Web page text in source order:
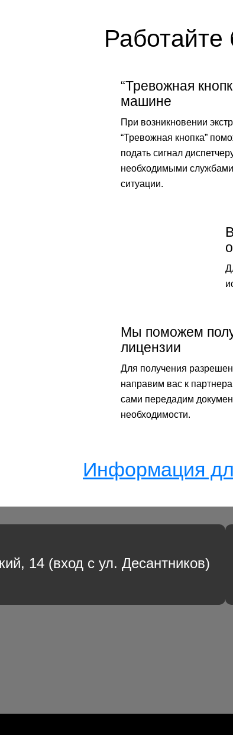
Работайте
“Тревожная
машине
При возникновении
“Тревожная кнопка”
подать сигнал
необходимыми
ситуации.
Мы поможем
лицензии
Для получения
направим вас к
сами передадим
необходимости.
Информация
14 (вход с ул. Десантников)